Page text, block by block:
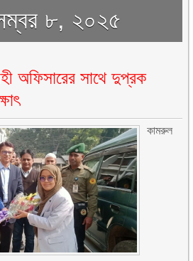
৮, ২০২৫
অফিসারের সাথে দুপ্রক
কামরুল